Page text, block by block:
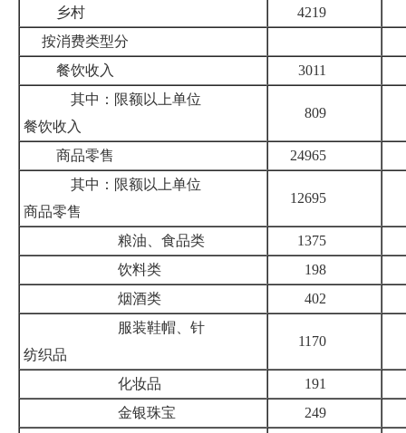
乡村
4219
按消费类型分
餐饮收入
3011
其中：限额以上单位
餐饮收入
809
商品零售
24965
其中：限额以上单位
商品零售
12695
粮油、食品类
1375
饮料类
198
烟酒类
402
服装鞋帽、针
纺织品
1170
化妆品
191
金银珠宝
249